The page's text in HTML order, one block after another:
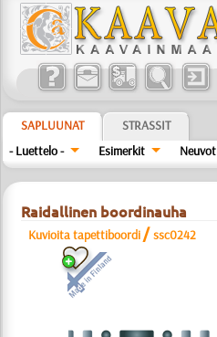
SAPLUUNAT
STRASSIT
- Luettelo -
Esimerkit Neuvot
Raidallinen boordinauha
Kuvioita tapettiboordi /ssc0242